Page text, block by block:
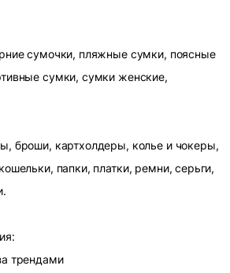
сумочки, пляжные сумки, поясные
сумки, сумки женские,
броши, картхолдеры, колье и чокеры,
папки, платки, ремни, серьги,
трендами